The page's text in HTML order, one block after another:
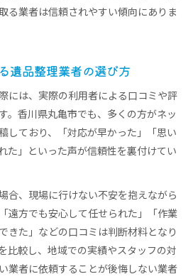
切な品を見落とさないコツ
養を伴う遺品整理の注意点
で大切な判断基準とは
る業者は信頼されやすい傾向にありま
遺品整理業者の選び方
には、実際の利用者による口コミや評
。香川県丸亀市でも、多くの方がネッ
しており、「対応が早かった」「思い
た」といった声が信頼性を裏付けてい
合、現場に行けない不安を抱えながら
遠方でも安心して任せられた」「作業
きた」などの口コミは判断材料となり
比較し、地域での実績やスタッフの対
業者に依頼することが後悔しない業者